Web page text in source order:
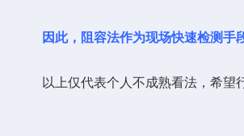
因此，阻容法作为现场快速检测
以上仅代表个人不成熟看法，希望